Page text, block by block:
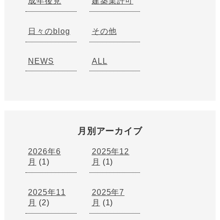
日々のblog その他
NEWS ALL
月別アーカイブ
2026年6
月
(1)
2025年12
月
(1)
2025年11
月
(2)
2025年7
月
(1)